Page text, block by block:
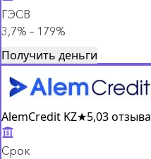
ГЭСВ
3,7% – 179%
Получить деньги
AlemCredit KZ★5,03 отзыва
Срок